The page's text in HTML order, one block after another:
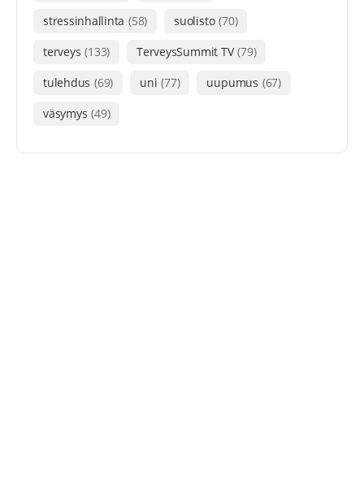
stressinhallinta (58) suolisto (70)
terveys (133) TerveysSummit TV (79)
tulehdus (69) uni (77) uupumus (67)
väsymys (49)